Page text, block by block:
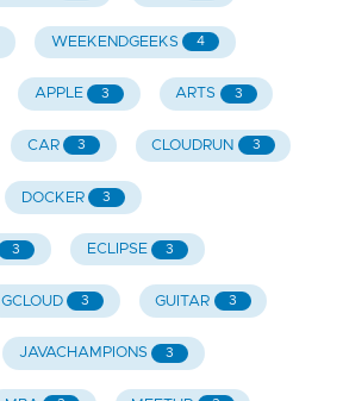
WEEKENDGEEKS 4
APPLE 3 ARTS 3
CAR 3 CLOUDRUN 3
DOCKER 3
3 ECLIPSE 3
GCLOUD 3 GUITAR 3
JAVACHAMPIONS 3